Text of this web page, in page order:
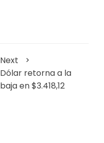
Next
Dólar retorna a la
baja en $3.418,12